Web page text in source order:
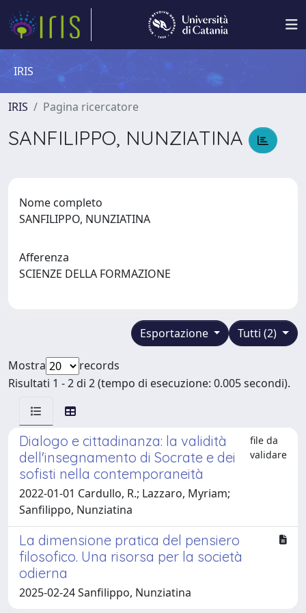
IRIS
IRIS Pagina ricercatore
SANFILIPPO, NUNZIATINA
Nome completo
SANFILIPPO, NUNZIATINA
Afferenza
SCIENZE DELLA FORMAZIONE
Tutti (2)
Esportazione
Mostra
records
Risultati 1 - 2 di 2 (tempo di esecuzione: 0.005 secondi).
Dialogo e cittadinanza: la validità
dell'insegnamento di Socrate e dei
sofisti nella contemporaneità
file da
validare
2022-01-01 Cardullo, R.; Lazzaro, Myriam;
Sanfilippo, Nunziatina
La dimensione pratica del pensiero
filosofico. Una risorsa per la società
odierna
2025-02-24 Sanfilippo, Nunziatina